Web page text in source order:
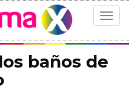
Toggle
baños de